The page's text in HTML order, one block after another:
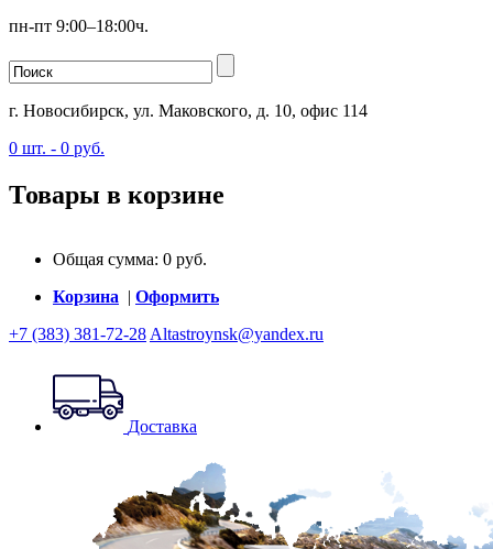
пн-пт 9:00–18:00ч.
г. Новосибирск, ул. Маковского, д. 10, офис 114
0 шт. - 0 руб.
Товары в корзине
Общая сумма: 0 руб.
Корзина | Оформить
+7 (383) 381-72-28 Altastroynsk@yandex.ru
Доставка